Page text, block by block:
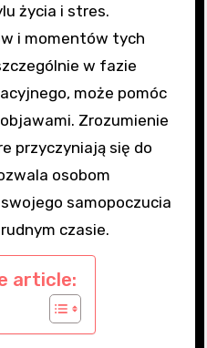
życia i stres.
i momentów tych
w fazie
może pomóc
Zrozumienie
przyczyniają się do
osobom
samopoczucia
czasie.
article: